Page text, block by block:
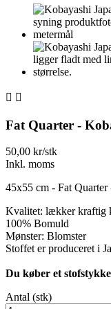
 
Fat Quarter -
50,00 kr/stk
Inkl. moms
45x55 cm - Fat
Kvalitet: lækker kraftig
100% Bomuld
Mønster: Blomster
Stoffet er produceret i
Du køber et
Antal (stk)